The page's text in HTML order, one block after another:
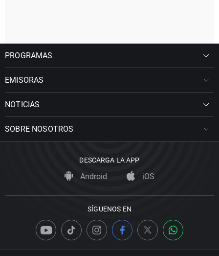
PROGRAMAS
EMISORAS
NOTICIAS
SOBRE NOSOTROS
DESCARGA LA APP
Android iOS
SÍGUENOS EN